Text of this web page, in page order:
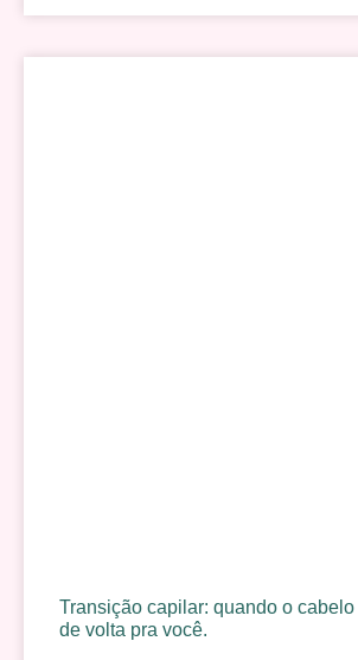
Transição capilar: quando o
de volta pra você.